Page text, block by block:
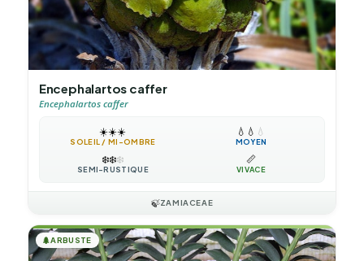
Encephalartos caffer
Encephalartos caffer
☀️☀️☀️
SOLEIL / MI-OMBRE
💧 💧 💧
MOYEN
❄️❄️❄️
SEMI-RUSTIQUE
📏
VIVACE
🍃ZAMIACEAE
🌲ARBUSTE